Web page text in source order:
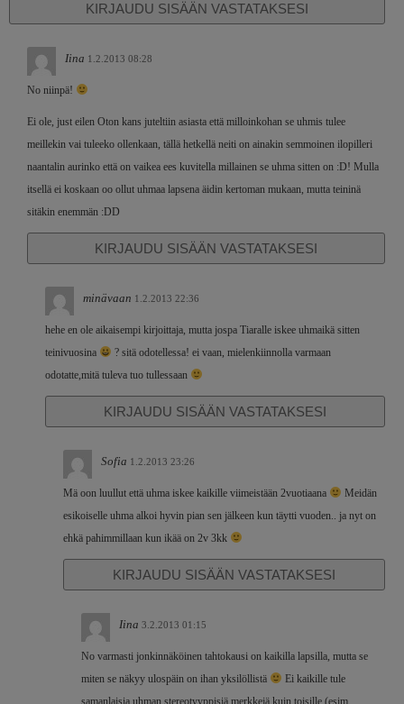
KIRJAUDU SISÄÄN VASTATAKSESI
Iina 1.2.2013 08:28
No niinpä!
Ei ole, just eilen Oton kans juteltiin asiasta että milloinkohan se uhmis tulee
meillekin vai tuleeko ollenkaan, tällä hetkellä neiti on ainakin semmoinen ilopilleri
naantalin aurinko että on vaikea ees kuvitella millainen se uhma sitten on :D! Mulla
itsellä ei koskaan oo ollut uhmaa lapsena äidin kertoman mukaan, mutta teininä
sitäkin enemmän :DD
KIRJAUDU SISÄÄN VASTATAKSESI
minävaan 1.2.2013 22:36
hehe en ole aikaisempi kirjoittaja, mutta jospa Tiaralle iskee uhmaikä sitten
teinivuosina
? sitä odotellessa! ei vaan, mielenkiinnolla varmaan
odotatte,mitä tuleva tuo tullessaan
KIRJAUDU SISÄÄN VASTATAKSESI
Sofia 1.2.2013 23:26
Mä oon luullut että uhma iskee kaikille viimeistään 2vuotiaana
Meidän
esikoiselle uhma alkoi hyvin pian sen jälkeen kun täytti vuoden.. ja nyt on
ehkä pahimmillaan kun ikää on 2v 3kk
KIRJAUDU SISÄÄN VASTATAKSESI
Iina 3.2.2013 01:15
No varmasti jonkinnäköinen tahtokausi on kaikilla lapsilla, mutta se
miten se näkyy ulospäin on ihan yksilöllistä
Ei kaikille tule